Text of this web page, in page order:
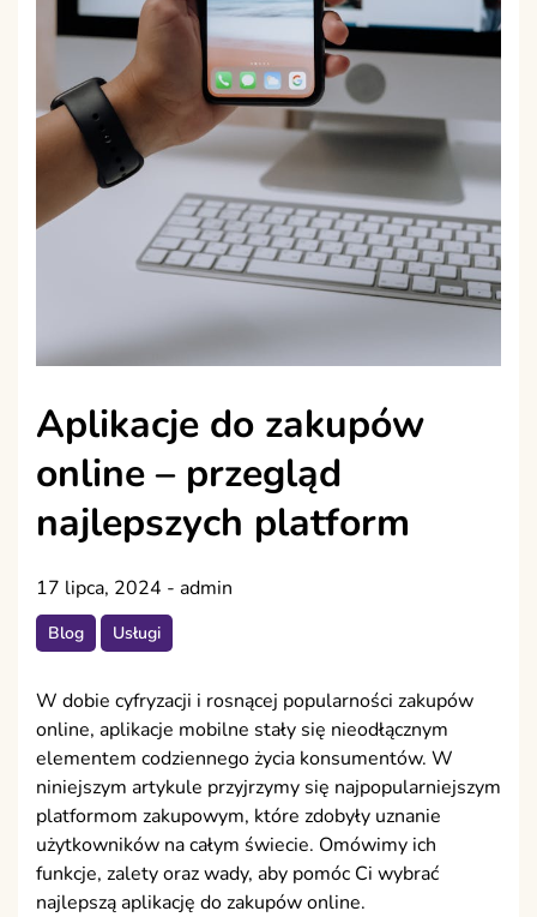
Aplikacje do zakupów
online – przegląd
najlepszych platform
17 lipca, 2024 - admin
Blog Usługi
W dobie cyfryzacji i rosnącej popularności zakupów
online, aplikacje mobilne stały się nieodłącznym
elementem codziennego życia konsumentów. W
niniejszym artykule przyjrzymy się najpopularniejszym
platformom zakupowym, które zdobyły uznanie
użytkowników na całym świecie. Omówimy ich
funkcje, zalety oraz wady, aby pomóc Ci wybrać
najlepszą aplikację do zakupów online.